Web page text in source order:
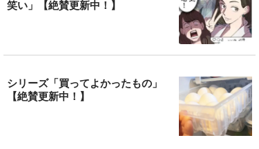
笑い」【絶賛更新中！】
シリーズ「買ってよかったもの」
【絶賛更新中！】